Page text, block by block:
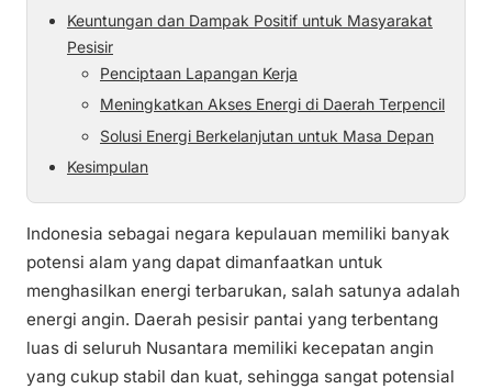
Keuntungan dan Dampak Positif untuk Masyarakat
Pesisir
Penciptaan Lapangan Kerja
Meningkatkan Akses Energi di Daerah Terpencil
Solusi Energi Berkelanjutan untuk Masa Depan
Kesimpulan
Indonesia sebagai negara kepulauan memiliki banyak
potensi alam yang dapat dimanfaatkan untuk
menghasilkan energi terbarukan, salah satunya adalah
energi angin. Daerah pesisir pantai yang terbentang
luas di seluruh Nusantara memiliki kecepatan angin
yang cukup stabil dan kuat, sehingga sangat potensial